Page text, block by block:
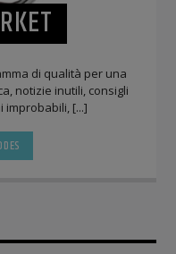
di qualità per una
notizie inutili, consigli
improbabili, [...]